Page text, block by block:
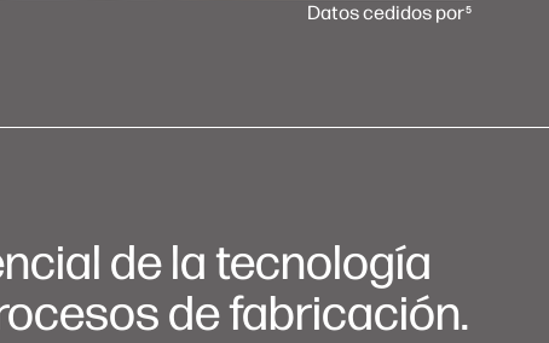
Datos cedidos por5
de la tecnología
de fabricación.